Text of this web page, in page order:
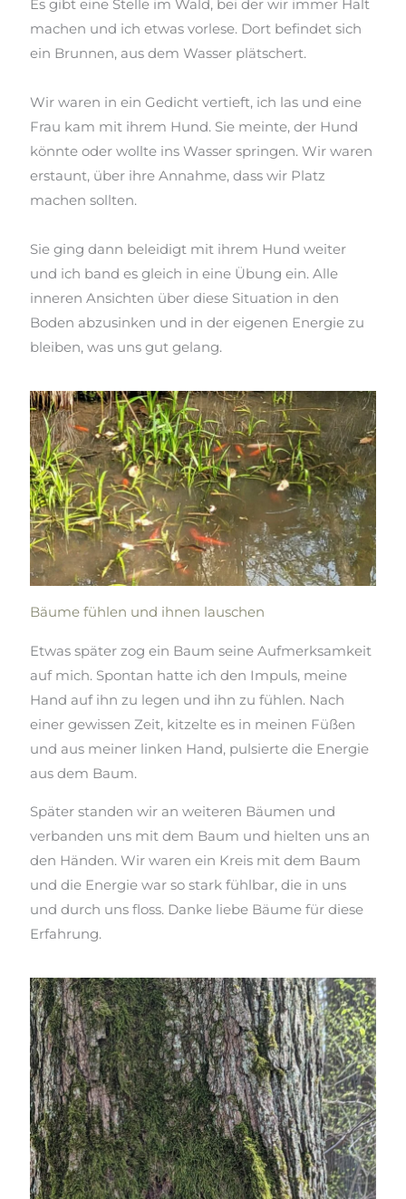
Es gibt eine Stelle im Wald, bei der wir immer Halt
machen und ich etwas vorlese. Dort befindet sich
ein Brunnen, aus dem Wasser plätschert.
Wir waren in ein Gedicht vertieft, ich las und eine
Frau kam mit ihrem Hund. Sie meinte, der Hund
könnte oder wollte ins Wasser springen. Wir waren
erstaunt, über ihre Annahme, dass wir Platz
machen sollten.
Sie ging dann beleidigt mit ihrem Hund weiter
und ich band es gleich in eine Übung ein. Alle
inneren Ansichten über diese Situation in den
Boden abzusinken und in der eigenen Energie zu
bleiben, was uns gut gelang.
Bäume fühlen und ihnen lauschen
Etwas später zog ein Baum seine Aufmerksamkeit
auf mich. Spontan hatte ich den Impuls, meine
Hand auf ihn zu legen und ihn zu fühlen. Nach
einer gewissen Zeit, kitzelte es in meinen Füßen
und aus meiner linken Hand, pulsierte die Energie
aus dem Baum.
Später standen wir an weiteren Bäumen und
verbanden uns mit dem Baum und hielten uns an
den Händen. Wir waren ein Kreis mit dem Baum
und die Energie war so stark fühlbar, die in uns
und durch uns floss. Danke liebe Bäume für diese
Erfahrung.